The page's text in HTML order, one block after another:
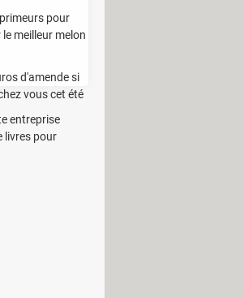
:
vous suffit
pour
meilleur melon
d'amende si
vous cet été
entreprise
livres pour